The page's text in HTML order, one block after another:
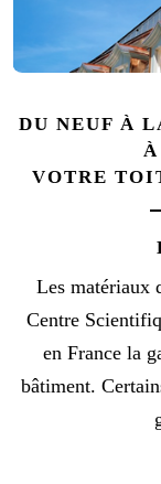
DU NEUF À
VOTRE
Les matériaux
Centre
en France la
bâtiment.